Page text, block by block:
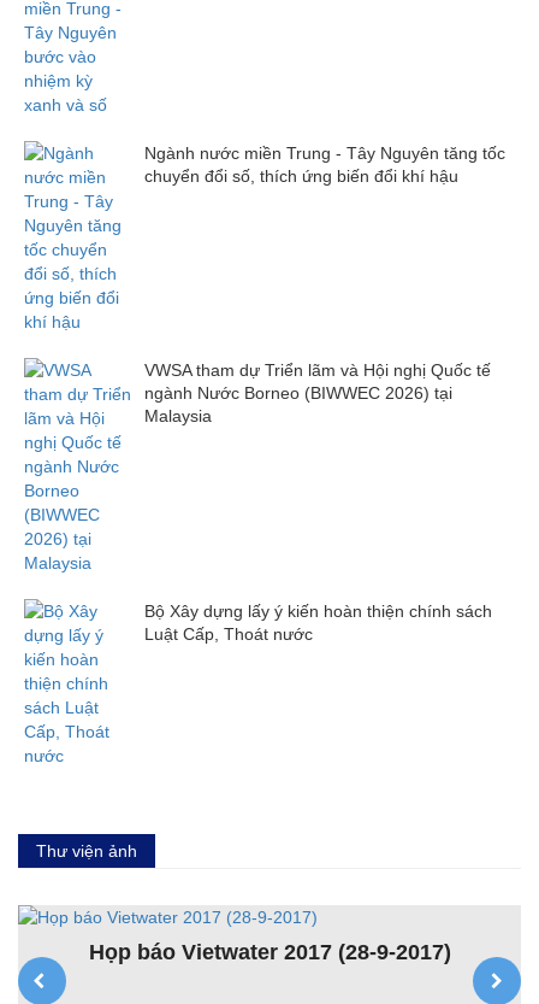
Ngành nước miền Trung - Tây Nguyên tăng tốc
chuyển đổi số, thích ứng biến đổi khí hậu
VWSA tham dự Triển lãm và Hội nghị Quốc tế
ngành Nước Borneo (BIWWEC 2026) tại
Malaysia
Bộ Xây dựng lấy ý kiến hoàn thiện chính sách
Luật Cấp, Thoát nước
Thư viện ảnh
Họp báo Vietwater 2017 (28-9-2017)